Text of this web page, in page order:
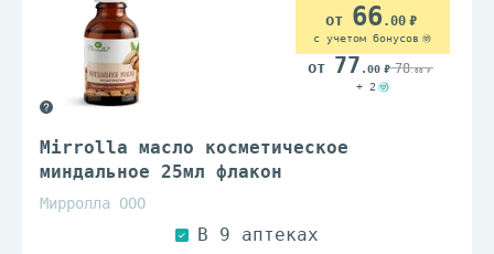
Mirrolla масло косметическое
миндальное 25мл флакон
Мирролла ООО
66.00
с учетом бонусов
77 .00 78.00
+ 2